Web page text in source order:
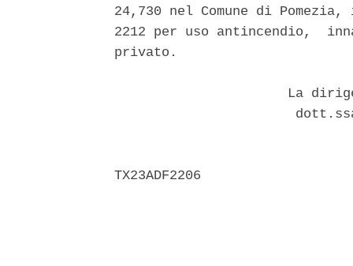
24,730 nel Comune di
2212 per uso antincendio,
privato.
La